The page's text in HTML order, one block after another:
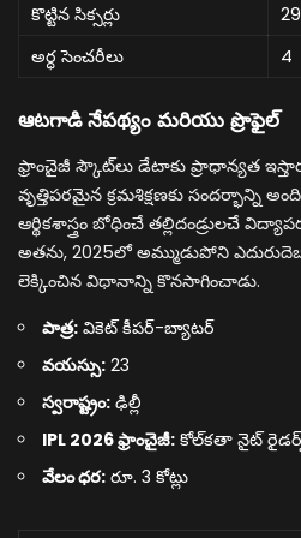
కొట్టిన సిక్సర్లు
29
అర్ధ సెంచరీలు
4
ఆటగాడి నేపథ్యం మరియు ప్రొఫైల్
ఫ్రాంచైజీ స్కౌట్‌లు డేటాకు ప్రాధాన్యత
వృత్తిపరమైన క్రమశిక్షణకు సందర్భాన్ని
ఆర్థికశాస్త్రం బోధించే తల్లిదండ్రులచే
అతను, 2025లో అమ్ముడుపోని
లెక్కించిన విధానాన్ని కొనసాగించాడు.
పాత్ర: వికెట్ కీపర్-బ్యాటర్
వయస్సు: 23
స్వరాష్ట్రం: ఢిల్లీ
IPL 2026 ఫ్రాంచైజీ: కోల్‌కతా నైట్
వేలం ధర: రూ. 3 కోట్లు